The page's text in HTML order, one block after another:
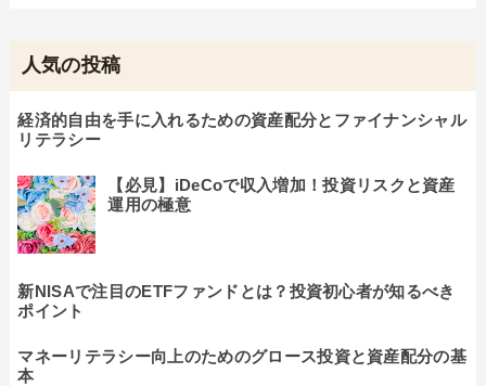
人気の投稿
経済的自由を手に入れるための資産配分とファイナンシャル
リテラシー
【必見】iDeCoで収入増加！投資リスクと資産
運用の極意
新NISAで注目のETFファンドとは？投資初心者が知るべき
ポイント
マネーリテラシー向上のためのグロース投資と資産配分の基
本